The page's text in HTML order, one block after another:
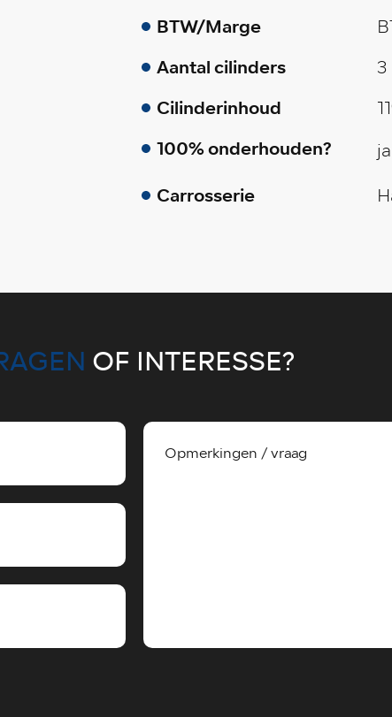
BTW/Marge
Aantal cilinders 3
Cilinderinhoud
100% onderhouden? ja
Carrosserie
OF INTERESSE?